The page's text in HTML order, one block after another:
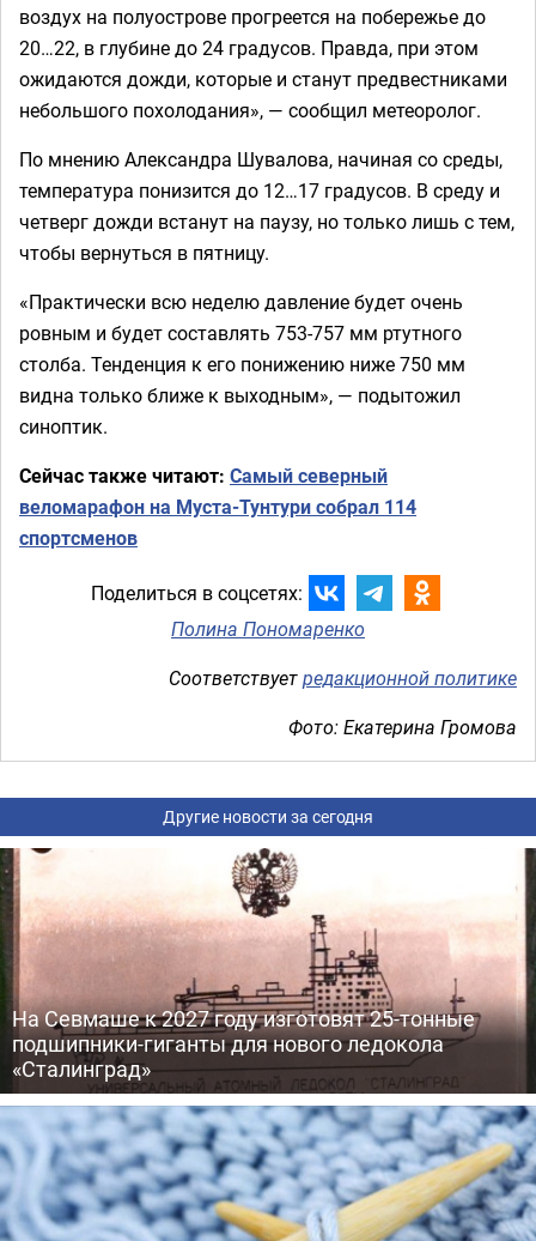
воздух на полуострове прогреется на побережье до
20…22, в глубине до 24 градусов. Правда, при этом
ожидаются дожди, которые и станут предвестниками
небольшого похолодания», — сообщил метеоролог.
По мнению Александра Шувалова, начиная со среды,
температура понизится до 12…17 градусов. В среду и
четверг дожди встанут на паузу, но только лишь с тем,
чтобы вернуться в пятницу.
«Практически всю неделю давление будет очень
ровным и будет составлять 753-757 мм ртутного
столба. Тенденция к его понижению ниже 750 мм
видна только ближе к выходным», — подытожил
синоптик.
Сейчас также читают: Самый северный
веломарафон на Муста-Тунтури собрал 114
спортсменов
Поделиться в соцсетях:
Полина Пономаренко
Соответствуетредакционной политике
Фото: Екатерина Громова
Другие новости за сегодня
На Севмаше к 2027 году изготовят 25-тонные
подшипники-гиганты для нового ледокола
«Сталинград»